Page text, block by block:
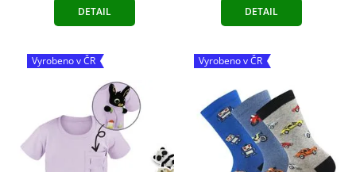
DETAIL DETAIL
Vyrobeno v ČR Vyrobeno v ČR